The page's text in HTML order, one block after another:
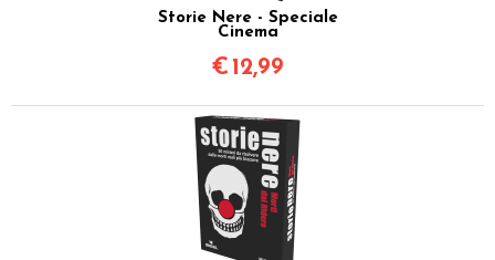
Storie Nere - Speciale
Cinema
€ 12,99